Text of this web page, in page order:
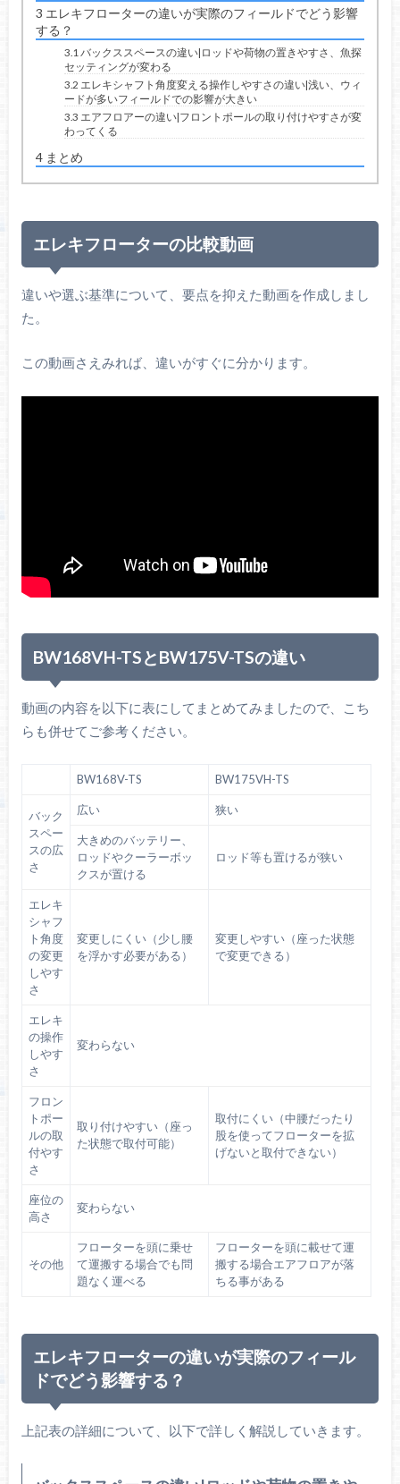
3 エレキフローターの違いが実際のフィールドでどう影響
する？
3.1 バックススペースの違い|ロッドや荷物の置きやすさ、魚探
セッティングが変わる
3.2 エレキシャフト角度変える操作しやすさの違い|浅い、ウィ
ードが多いフィールドでの影響が大きい
3.3 エアフロアーの違い|フロントポールの取り付けやすさが変
わってくる
4 まとめ
エレキフローターの比較動画
違いや選ぶ基準について、要点を抑えた動画を作成しまし
た。
この動画さえみれば、違いがすぐに分かります。
BW168VH-TSとBW175V-TSの違い
動画の内容を以下に表にしてまとめてみましたので、こち
らも併せてご参考ください。
BW168V-TS BW175VH-TS
バック
スペー
スの広
さ
広い 狭い
大きめのバッテリー、
ロッドやクーラーボッ
クスが置ける
ロッド等も置けるが狭い
エレキ
シャフ
ト角度
の変更
しやす
さ
変更しにくい（少し腰
を浮かす必要がある）
変更しやすい（座った状態
で変更できる）
エレキ
の操作
しやす
さ
変わらない
フロン
トポー
ルの取
付やす
さ
取り付けやすい（座っ
た状態で取付可能）
取付にくい（中腰だったり
股を使ってフローターを拡
げないと取付できない）
座位の
高さ
変わらない
その他
フローターを頭に乗せ
て運搬する場合でも問
題なく運べる
フローターを頭に載せて運
搬する場合エアフロアが落
ちる事がある
エレキフローターの違いが実際のフィール
ドでどう影響する？
上記表の詳細について、以下で詳しく解説していきます。